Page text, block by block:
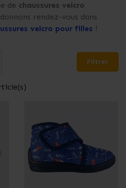
de chaussures velcro
rendez-vous dans
velcro pour filles !
Filtrer